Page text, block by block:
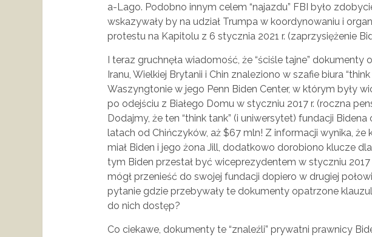
a-Lago. Podobno innym celem “najazdu” FBI było
wskazywały by na udział Trumpa w koordynowaniu i
protestu na Kapitolu z 6 stycznia 2021 r. (zaprzysiężenie
I teraz gruchnęła wiadomość, że “ściśle tajne” dokumenty
Iranu, Wielkiej Brytanii i Chin znaleziono w szafie biura
Waszyngtonie w jego Penn Biden Center, w którym były
po odejściu z Białego Domu w styczniu 2017 r. (roczna
Dodajmy, że ten “think tank” (i uniwersytet) fundacji
latach od Chińczyków, aż $67 mln! Z informacji wynika, że
miał Biden i jego żona Jill, dodatkowo dorobiono klucze
tym Biden przestał być wiceprezydentem w styczniu 2017
mógł przenieść do swojej fundacji dopiero w drugiej
pytanie gdzie przebywały te dokumenty opatrzone
do nich dostęp?
Co ciekawe, dokumenty te “znaleźli” prywatni prawnicy